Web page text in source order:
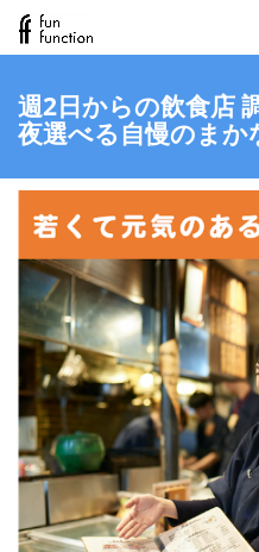
週2日からの飲食店
夜選べる自慢のまか